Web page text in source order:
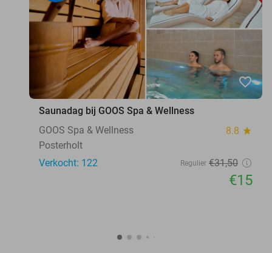
favorite_border
Saunadag bij GOOS Spa & Wellness
GOOS Spa & Wellness
8.8 star
Posterholt
Verkocht: 122
Regulier €31,50
€15